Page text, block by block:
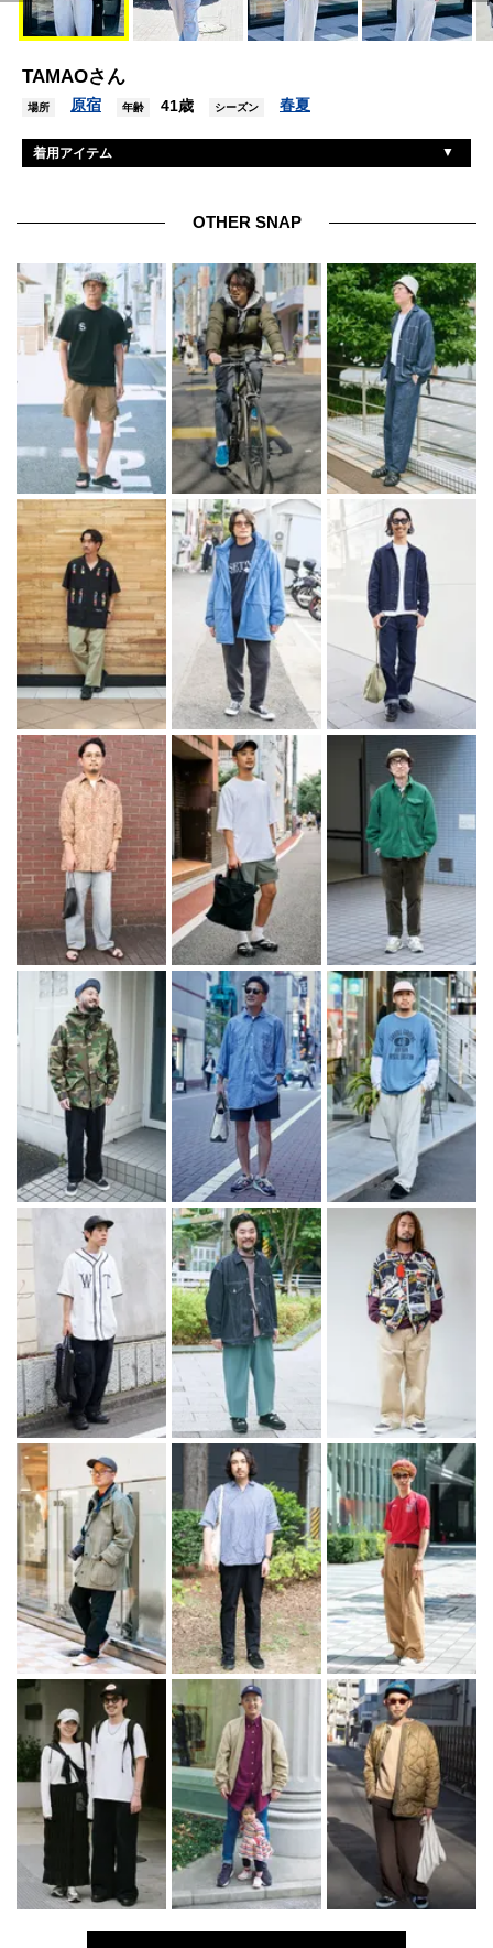
TAMAOさん
場所 原宿 年齢 41歳 シーズン 春夏
着用アイテム
シューズ ダナー
帽子 フォーサーティー
眼鏡 フォーサーティー
バッグ モノリス
セイコー
OTHER SNAP